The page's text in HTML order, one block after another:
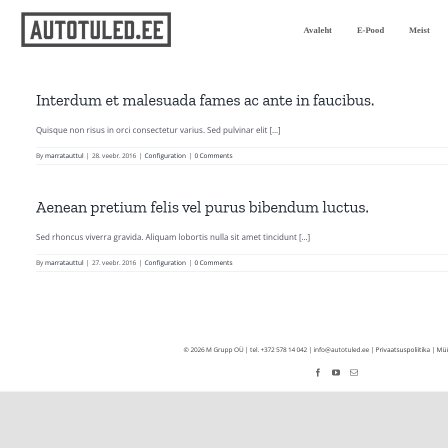
Avaleht E-Pood Meist
Interdum et malesuada fames ac ante in faucibus.
Quisque non risus in orci consectetur varius. Sed pulvinar elit [...]
By marratauttul | 28. veebr. 2016 | Configuration | 0 Comments
Aenean pretium felis vel purus bibendum luctus.
Sed rhoncus viverra gravida. Aliquam lobortis nulla sit amet tincidunt [...]
By marratauttul | 27. veebr. 2016 | Configuration | 0 Comments
© 2026 M Grupp OÜ | tel. +372 578 14 042 | info@autotuled.ee | Privaatsuspoliitika|
FacebookYouTubeEmail